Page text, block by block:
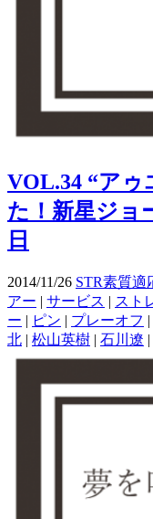
VOL.34 “ア
た！新星ジョ
日
2014/11/26 STR素質適
アー | サービス | スト
ー | ピン | プレーオフ |
北 | 松山英樹 | 石川遼 |